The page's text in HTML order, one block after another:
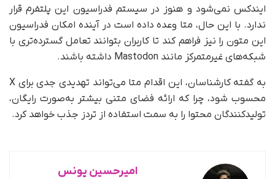
ایندکس نمی‌شود و هنوز در سیستم فدراسیون این پلتفرم قرار
ندارد. با این حال، متا وعده داده است در آینده امکان فدراسیون
این متون را نیز فراهم کند تا کاربران بتوانند تعامل گسترده‌تری با
شبکه‌های غیرمتمرکز مانند Mastodon داشته باشند.
به گفته کارشناسان، این اقدام متا می‌تواند تهدیدی جدی برای X
محسوب شود، چرا که ارائه فضای متنی بیشتر به‌صورت رایگان،
تولیدکنندگان محتوا را به سمت استفاده از تردز جذب خواهد کرد.
امیرحسین یونس